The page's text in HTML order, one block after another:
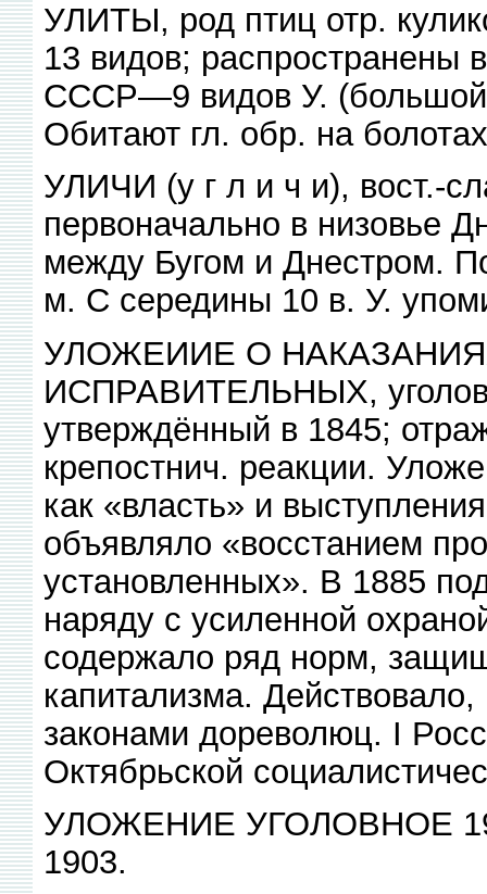
УЛИТЫ, род птиц отр.
13 видов;
СССР—9 видов У.
Обитают гл. обр. на
УЛИЧИ (у г л и ч и), вост.-
первоначально в низовье
между Бугом и Днестром.
м. С середины 10 в. У.
УЛОЖЕИИЕ О
ИСПРАВИТЕЛЬНЫХ,
утверждённый в 1845;
крепостнич. реакции.
как «власть» и
объявляло «восстанием
установленных». В 1885
наряду с усиленной
содержало ряд норм,
капитализма.
законами дореволюц. I
Октябрьской
УЛОЖЕНИЕ УГОЛОВНОЕ
1903.